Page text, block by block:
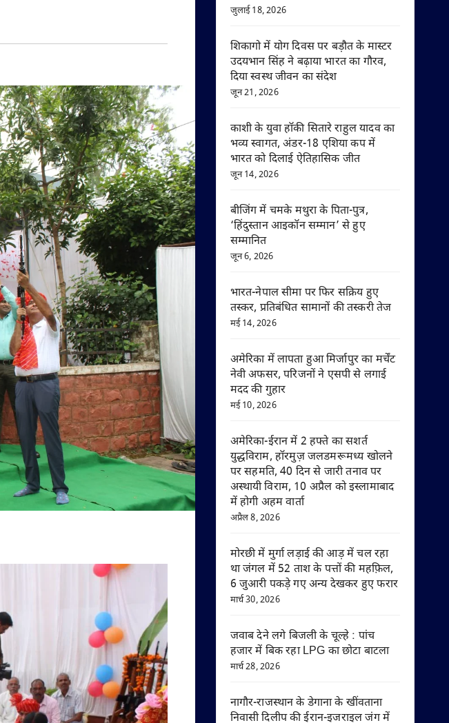
जुलाई 18, 2026
शिकागो में योग दिवस पर बड़ौत के मास्टर
उदयभान सिंह ने बढ़ाया भारत का गौरव,
दिया स्वस्थ जीवन का संदेश
जून 21, 2026
काशी के युवा हॉकी सितारे राहुल यादव का
भव्य स्वागत, अंडर-18 एशिया कप में
भारत को दिलाई ऐतिहासिक जीत
जून 14, 2026
बीजिंग में चमके मथुरा के पिता-पुत्र,
‘हिंदुस्तान आइकॉन सम्मान’ से हुए
सम्मानित
जून 6, 2026
भारत-नेपाल सीमा पर फिर सक्रिय हुए
तस्कर, प्रतिबंधित सामानों की तस्करी तेज
मई 14, 2026
अमेरिका में लापता हुआ मिर्जापुर का मर्चेंट
नेवी अफसर, परिजनों ने एसपी से लगाई
मदद की गुहार
मई 10, 2026
अमेरिका-ईरान में 2 हफ्ते का सशर्त
युद्धविराम, हॉरमुज़ जलडमरूमध्य खोलने
पर सहमति, 40 दिन से जारी तनाव पर
अस्थायी विराम, 10 अप्रैल को इस्लामाबाद
में होगी अहम वार्ता
अप्रैल 8, 2026
मोरछी में मुर्गा लड़ाई की आड़ में चल रहा
था जंगल में 52 ताश के पत्तों की महफ़िल,
6 जुआरी पकड़े गए अन्य देखकर हुए फरार
मार्च 30, 2026
जवाब देने लगे बिजली के चूल्हे : पांच
हजार में बिक रहा LPG का छोटा बाटला
मार्च 28, 2026
नागौर-राजस्थान के डेगाना के खींवताना
निवासी दिलीप की ईरान-इजराइल जंग में